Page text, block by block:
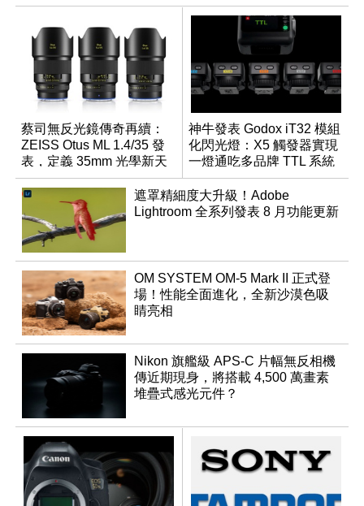
蔡司無反光鏡傳奇再續：
ZEISS Otus ML 1.4/35 發
表，定義 35mm 光學新天
花板
神牛發表 Godox iT32 模組
化閃光燈：X5 觸發器實現
一燈通吃多品牌 TTL 系統
遮罩精細度大升級！Adobe
Lightroom 全系列發表 8 月功能更新
OM SYSTEM OM-5 Mark II 正式登
場！性能全面進化，全新沙漠色吸
睛亮相
Nikon 旗艦級 APS-C 片幅無反相機
傳近期現身，將搭載 4,500 萬畫素
堆疊式感光元件？